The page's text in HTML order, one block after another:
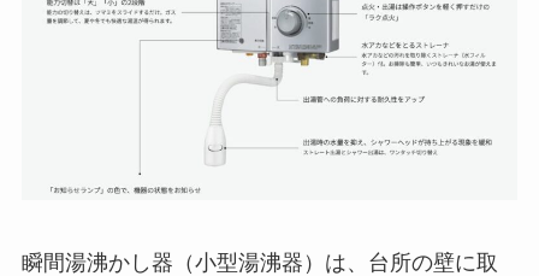
瞬間湯沸かし器（小型湯沸器）は、台所の壁に取